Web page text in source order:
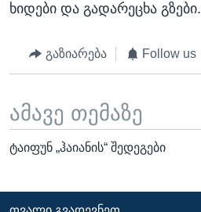
ხიდები და გადარეცხა გზები.
გაზიარება Follow us
ამავე თემაზე
ტაიფუნ „ჰაიანის“ შედეგები